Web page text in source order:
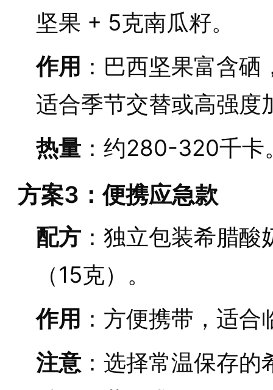
坚果 + 5克南瓜籽。
作用 ：巴西坚果富含
适合季节交替或高强度
热量 ：约280-320千卡
方案3：便携应急款
配方 ：独立包装希腊
（15克）。
作用 ：方便携带，适
注意 ：选择常温保存